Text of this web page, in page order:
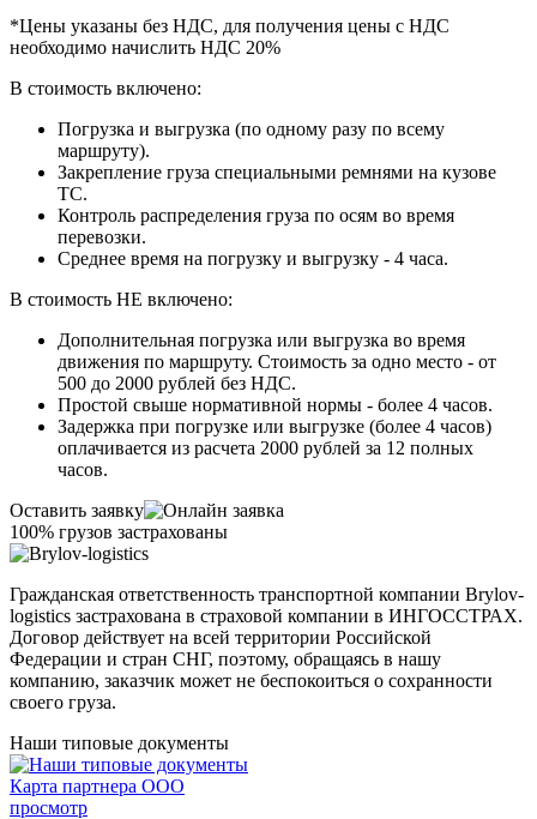
*Цены указаны без НДС, для получения цены с НДС
необходимо начислить НДС 20%
В стоимость включено:
Погрузка и выгрузка (по одному разу по всему
маршруту).
Закрепление груза специальными ремнями на кузове
ТС.
Контроль распределения груза по осям во время
перевозки.
Среднее время на погрузку и выгрузку - 4 часа.
В стоимость НЕ включено:
Дополнительная погрузка или выгрузка во время
движения по маршруту. Стоимость за одно место - от
500 до 2000 рублей без НДС.
Простой свыше нормативной нормы - более 4 часов.
Задержка при погрузке или выгрузке (более 4 часов)
оплачивается из расчета 2000 рублей за 12 полных
часов.
Оставить заявку
100% грузов застрахованы
Гражданская ответственность транспортной компании Brylov-
logistics застрахована в страховой компании в ИНГОСCТРАХ.
Договор действует на всей территории Российской
Федерации и стран СНГ, поэтому, обращаясь в нашу
компанию, заказчик может не беспокоиться о сохранности
своего груза.
Наши типовые документы
Карта партнера ООО
просмотр